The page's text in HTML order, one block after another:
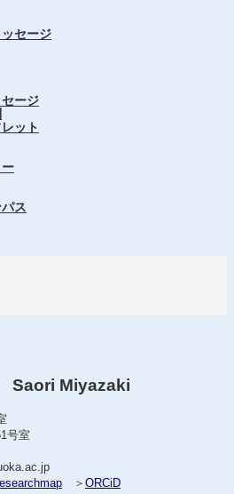
セージ
ージ
ット
ス
Saori Miyazaki
号室
＞ ORCiD